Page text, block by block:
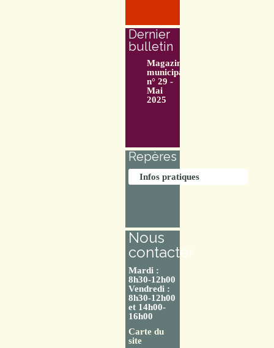
Dernier
bulletin
Magazine
municipal
n° 29 -
Mai
2025
Repères
Infos pratiques
Nous
contacter
Mardi :
8h30-12h00
Vendredi :
8h30-12h00
et 14h00-
16h00
Carte du
site